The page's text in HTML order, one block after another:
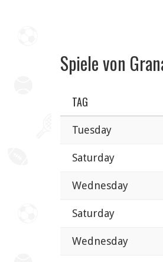
Spiele von
TAG
Tuesday
Saturday
Wednesday
Saturday
Wednesday